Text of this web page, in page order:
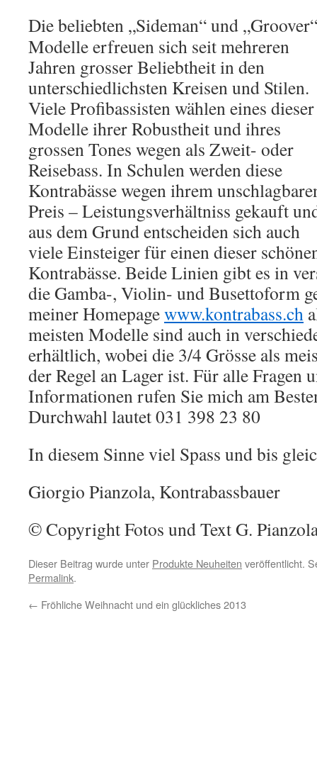
Die beliebten „Sideman“ und „Groover“
Modelle erfreuen sich seit mehreren
Jahren grosser Beliebtheit in den
unterschiedlichsten Kreisen und Stilen.
Viele Profibassisten wählen eines dieser
Modelle ihrer Robustheit und ihres
grossen Tones wegen als Zweit- oder
Reisebass. In Schulen werden diese
Kontrabässe wegen ihrem
Preis – Leistungsverhältniss gekauft
aus dem Grund entscheiden sich auch
viele Einsteiger für einen dieser
Kontrabässe. Beide Linien gibt es in
die Gamba-, Violin- und Busettoform
meiner Homepagewww.kontrabass.ch
meisten Modelle sind auch in
erhältlich, wobei die 3/4 Grösse als
der Regel an Lager ist. Für alle Fragen
Informationen rufen Sie mich am
Durchwahl lautet 031 398 23 80
In diesem Sinne viel Spass und bis
Giorgio Pianzola, Kontrabassbauer
© Copyright Fotos und Text G.
Dieser Beitrag wurde unter Produkte Neuheiten veröffentlicht.
Permalink.
← Fröhliche Weihnacht und ein glückliches 2013